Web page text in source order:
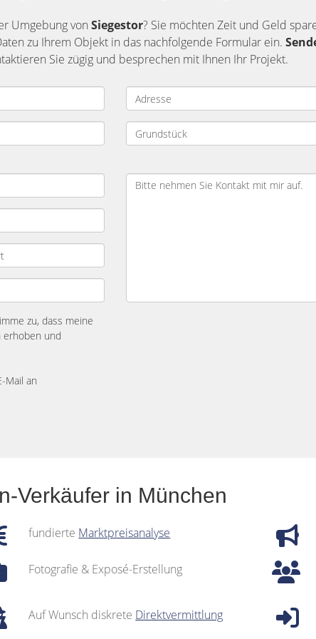
Umgebung von Siegestor? Sie möchten Zeit und Geld
zu Ihrem Objekt in das nachfolgende Formular ein.
Sie zügig und besprechen mit Ihnen Ihr Projekt.
zu, dass meine
erhoben und
Mail an
Verkäufer in München
fundierte Marktpreisanalyse
Fotografie & Exposé-Erstellung
Auf Wunsch diskrete Direktvermittlung